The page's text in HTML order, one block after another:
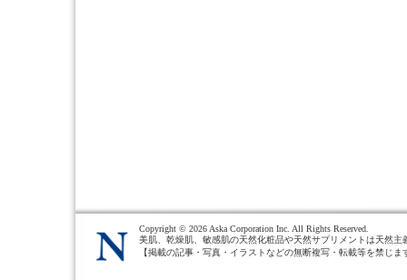
Copyright © 2026 Aska Corporation Inc. All Rights Reserved.
美肌、乾燥肌、敏感肌の天然化粧品や天然サプリメントは天然主
【掲載の記事・写真・イラストなどの無断複写・転載等を禁じま